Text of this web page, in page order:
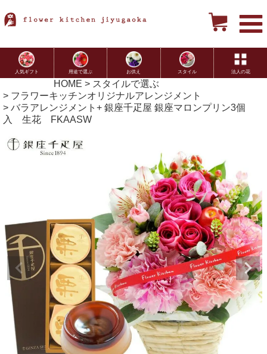
人気ギフト 用途で選ぶ お供え スタイル 法人の花
HOME
スタイルで選ぶ
フラワーキッチンオリジナルアレンジメント
バラアレンジメント+ 銀座千疋屋 銀座マロンプリン3個
入 生花 FKAASW